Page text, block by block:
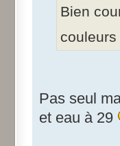
Bien
Pas seul
et eau à 29